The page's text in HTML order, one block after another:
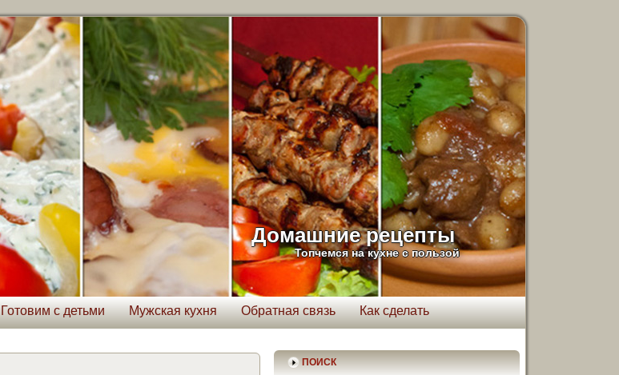
Домашние рецепты
Топчемся на кухне с пользой
Готовим с детьми Мужская кухня Обратная связь Как сделать
ПОИСК